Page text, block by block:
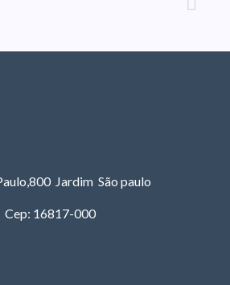
Jardim São paulo
Cep: 16817-000